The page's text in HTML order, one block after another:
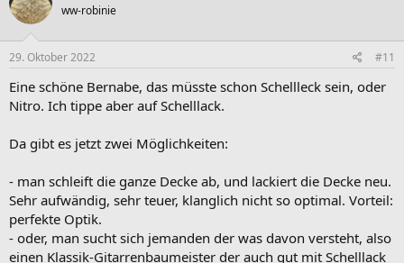
ww-robinie
29. Oktober 2022 #11
Eine schöne Bernabe, das müsste schon Schellleck sein, oder
Nitro. Ich tippe aber auf Schelllack.
Da gibt es jetzt zwei Möglichkeiten:
- man schleift die ganze Decke ab, und lackiert die Decke neu.
Sehr aufwändig, sehr teuer, klanglich nicht so optimal. Vorteil:
perfekte Optik.
- oder, man sucht sich jemanden der was davon versteht, also
einen Klassik-Gitarrenbaumeister der auch gut mit Schelllack